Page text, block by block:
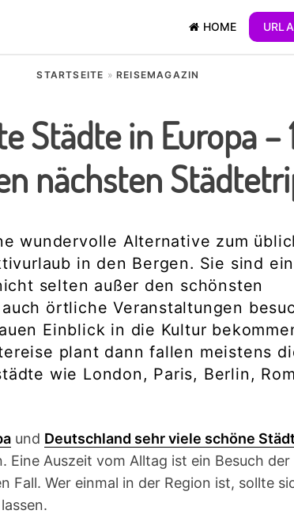
HOME
STARTSEITE » REISEMAGAZIN
Städte in Europa –
nächsten
wundervolle Alternative zum
in den Bergen. Sie sind
selten außer den schönsten
örtliche Veranstaltungen
Einblick in die Kultur
plant dann fallen meistens
wie London, Paris, Berlin,
und Deutschland sehr viele schöne
Eine Auszeit vom Alltag ist ein Besuch
Fall. Wer einmal in der Region ist, sollte